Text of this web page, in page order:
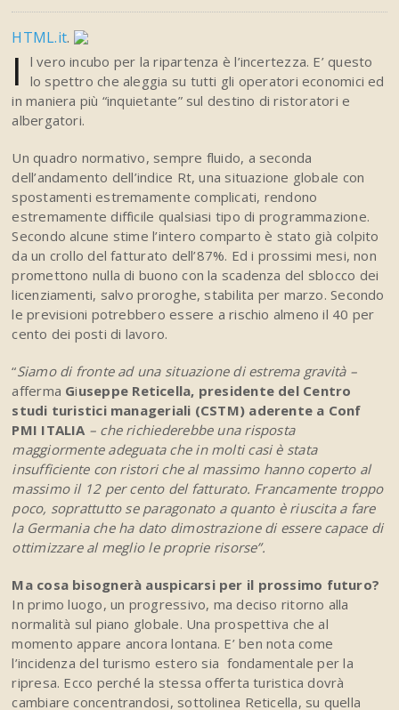
HTML.it.
I
l vero incubo per la ripartenza è l’incertezza. E’ questo
lo spettro che aleggia su tutti gli operatori economici ed
in maniera più “inquietante” sul destino di ristoratori e
albergatori.
Un quadro normativo, sempre fluido, a seconda
dell’andamento dell’indice Rt, una situazione globale con
spostamenti estremamente complicati, rendono
estremamente difficile qualsiasi tipo di programmazione.
Secondo alcune stime l’intero comparto è stato già colpito
da un crollo del fatturato dell’87%. Ed i prossimi mesi, non
promettono nulla di buono con la scadenza del sblocco dei
licenziamenti, salvo proroghe, stabilita per marzo. Secondo
le previsioni potrebbero essere a rischio almeno il 40 per
cento dei posti di lavoro.
“Siamo di fronte ad una situazione di estrema gravità –
afferma Giuseppe Reticella, presidente del Centro
studi turistici manageriali (CSTM) aderente a Conf
PMI ITALIA – che richiederebbe una risposta
maggiormente adeguata che in molti casi è stata
insufficiente con ristori che al massimo hanno coperto al
massimo il 12 per cento del fatturato. Francamente troppo
poco, soprattutto se paragonato a quanto è riuscita a fare
la Germania che ha dato dimostrazione di essere capace di
ottimizzare al meglio le proprie risorse”.
Ma cosa bisognerà auspicarsi per il prossimo futuro?
In primo luogo, un progressivo, ma deciso ritorno alla
normalità sul piano globale. Una prospettiva che al
momento appare ancora lontana. E’ ben nota come
l’incidenza del turismo estero sia fondamentale per la
ripresa. Ecco perché la stessa offerta turistica dovrà
cambiare concentrandosi, sottolinea Reticella, su quella